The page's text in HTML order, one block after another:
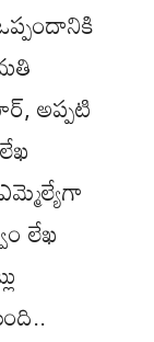
అప్పటి
లేఖ